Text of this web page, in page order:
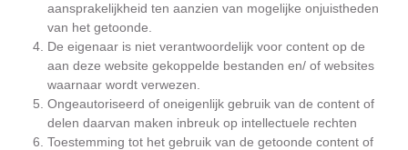
aansprakelijkheid ten aanzien van mogelijke onjuistheden
van het getoonde.
De eigenaar is niet verantwoordelijk voor content op de
aan deze website gekoppelde bestanden en/ of websites
waarnaar wordt verwezen.
Ongeautoriseerd of oneigenlijk gebruik van de content of
delen daarvan maken inbreuk op intellectuele rechten
Toestemming tot het gebruik van de getoonde content of